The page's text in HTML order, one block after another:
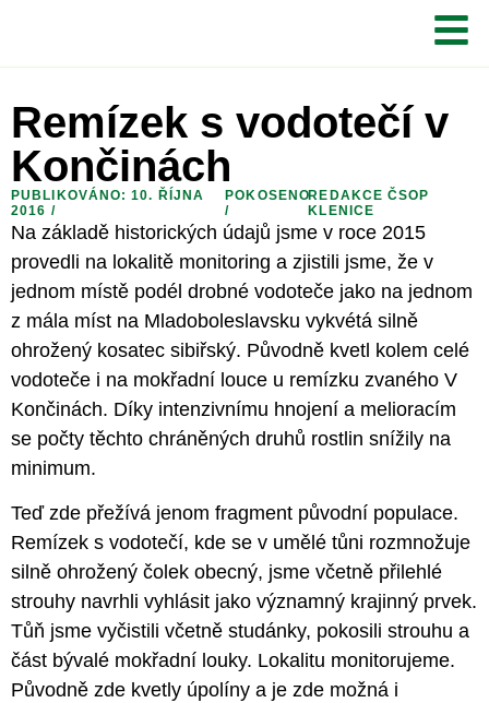
Remízek s vodotečí v
Končinách
PUBLIKOVÁNO: 10. ŘÍJNA
2016 /
POKOSENO
/
REDAKCE ČSOP
KLENICE
Na základě historických údajů jsme v roce 2015
provedli na lokalitě monitoring a zjistili jsme, že v
jednom místě podél drobné vodoteče jako na jednom
z mála míst na Mladoboleslavsku vykvétá silně
ohrožený kosatec sibiřský. Původně kvetl kolem celé
vodoteče i na mokřadní louce u remízku zvaného V
Končinách. Díky intenzivnímu hnojení a melioracím
se počty těchto chráněných druhů rostlin snížily na
minimum.
Teď zde přežívá jenom fragment původní populace.
Remízek s vodotečí, kde se v umělé tůni rozmnožuje
silně ohrožený čolek obecný, jsme včetně přilehlé
strouhy navrhli vyhlásit jako významný krajinný prvek.
Tůň jsme vyčistili včetně studánky, pokosili strouhu a
část bývalé mokřadní louky. Lokalitu monitorujeme.
Původně zde kvetly úpolíny a je zde možná i